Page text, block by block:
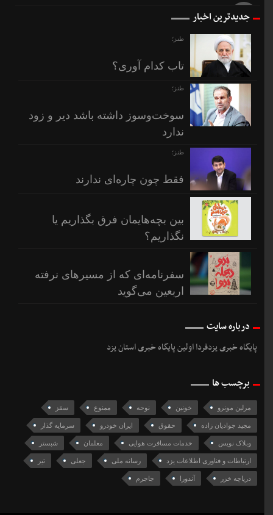
قبل
جدیدترین اخبار
طنز؛
تاب کدام آوری؟
طنز؛
سوخت‌وسوز داشته باشد دیر و زود
ندارد
طنز؛
فقط چون چاره‌ای ندارند
بین بچه‌هایمان فرق بگذاریم یا
نگذاریم؟
سفرنامه‌ای که از مسیرهای نرفته
اربعین می‌گوید
درباره سایت
پایگاه خبری یزدفردا اولین پایگاه خبری استان یزد
برچسب ها
مرلین مونرو خونین نوحه ممنوع سقز
مجید جوادیان زاده حقوق ایران خودرو سرمایه گذار
وبلاک نویس خدمات مسافرت هوایی معلمان شبستر
ارتباطات و فناوری اطلاعات یزد رسانه ملی جعلی
دریاچه خزر آندورا جاجرم